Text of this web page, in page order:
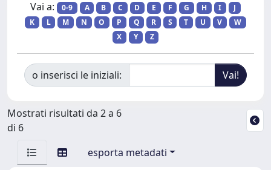
Vai a: 0-9 A B C D E F G H I
J
K
L M N O P Q R S T U V
W
X
Y Z
o inserisci le iniziali:
Mostrati risultati da 2 a 6
di 6
esporta metadati